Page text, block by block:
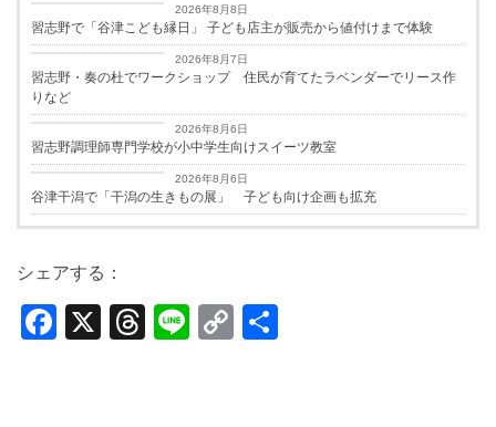
2026年8月8日
習志野で「谷津こども縁日」 子ども店主が販売から値付けまで体験
習志野経済新聞
2026年8月7日
習志野・奏の杜でワークショップ 住民が育てたラベンダーでリース作
りなど
習志野経済新聞
2026年8月6日
習志野調理師専門学校が小中学生向けスイーツ教室
習志野経済新聞
2026年8月6日
谷津干潟で「干潟の生きもの展」 子ども向け企画も拡充
シェアする：
F
X
T
Li
C